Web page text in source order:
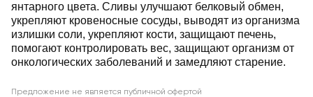
янтарного цвета. Сливы улучшают белковый обмен,
укрепляют кровеносные сосуды, выводят из организма
излишки соли, укрепляют кости, защищают печень,
помогают контролировать вес, защищают организм от
онкологических заболеваний и замедляют старение.
Предложение не является публичной офертой